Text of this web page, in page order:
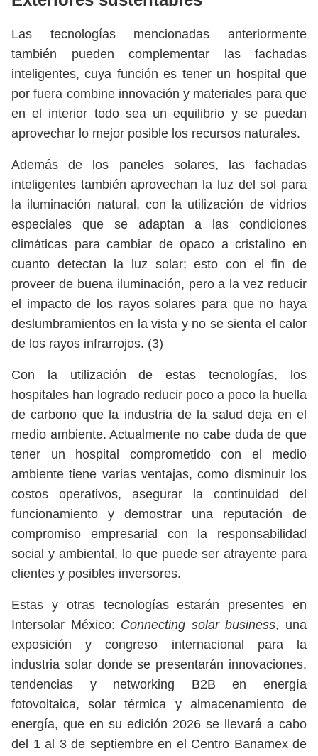
Las tecnologías mencionadas anteriormente
también pueden complementar las fachadas
inteligentes, cuya función es tener un hospital que
por fuera combine innovación y materiales para que
en el interior todo sea un equilibrio y se puedan
aprovechar lo mejor posible los recursos naturales.
Además de los paneles solares, las fachadas
inteligentes también aprovechan la luz del sol para
la iluminación natural, con la utilización de vidrios
especiales que se adaptan a las condiciones
climáticas para cambiar de opaco a cristalino en
cuanto detectan la luz solar; esto con el fin de
proveer de buena iluminación, pero a la vez reducir
el impacto de los rayos solares para que no haya
deslumbramientos en la vista y no se sienta el calor
de los rayos infrarrojos. (3)
Con la utilización de estas tecnologías, los
hospitales han logrado reducir poco a poco la huella
de carbono que la industria de la salud deja en el
medio ambiente. Actualmente no cabe duda de que
tener un hospital comprometido con el medio
ambiente tiene varias ventajas, como disminuir los
costos operativos, asegurar la continuidad del
funcionamiento y demostrar una reputación de
compromiso empresarial con la responsabilidad
social y ambiental, lo que puede ser atrayente para
clientes y posibles inversores.
Estas y otras tecnologías estarán presentes en
Intersolar México: Connecting solar business, una
exposición y congreso internacional para la
industria solar donde se presentarán innovaciones,
tendencias y networking B2B en energía
fotovoltaica, solar térmica y almacenamiento de
energía, que en su edición 2026 se llevará a cabo
del 1 al 3 de septiembre en el Centro Banamex de